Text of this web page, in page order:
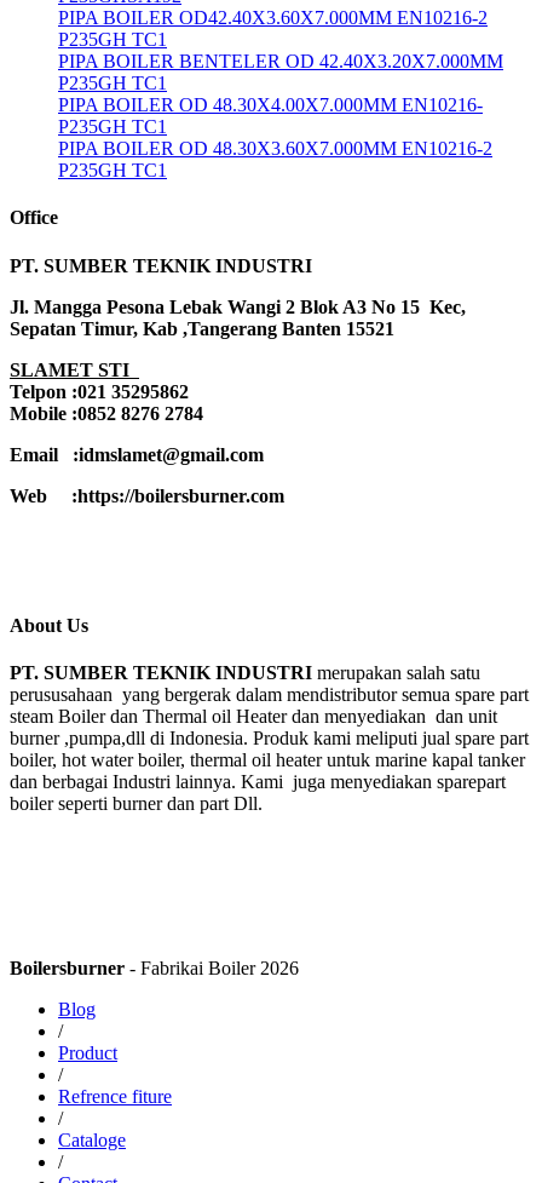
PIPA BOILER OD42.40X3.60X7.000MM EN10216-2
P235GH TC1
PIPA BOILER BENTELER OD 42.40X3.20X7.000MM
P235GH TC1
PIPA BOILER OD 48.30X4.00X7.000MM EN10216-
P235GH TC1
PIPA BOILER OD 48.30X3.60X7.000MM EN10216-2
P235GH TC1
Office
PT. SUMBER TEKNIK INDUSTRI
Jl. Mangga Pesona Lebak Wangi 2 Blok A3 No 15 Kec,
Sepatan Timur, Kab ,Tangerang Banten 15521
SLAMET STI
Telpon :021 35295862
Mobile :0852 8276 2784
Email :idmslamet@gmail.com
Web :https://boilersburner.com
About Us
PT. SUMBER TEKNIK INDUSTRI merupakan salah satu
perususahaan yang bergerak dalam mendistributor semua spare part
steam Boiler dan Thermal oil Heater dan menyediakan dan unit
burner ,pumpa,dll di Indonesia. Produk kami meliputi jual spare part
boiler, hot water boiler, thermal oil heater untuk marine kapal tanker
dan berbagai Industri lainnya. Kami juga menyediakan sparepart
boiler seperti burner dan part Dll.
Boilersburner - Fabrikai Boiler 2026
Blog
/
Product
/
Refrence fiture
/
Cataloge
/